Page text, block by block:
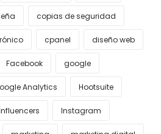
copias de seguridad
cpanel diseño web
Facebook google
Analytics Hootsuite
Instagram